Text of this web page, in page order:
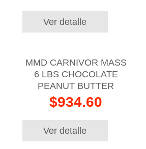
Ver detalle
MMD CARNIVOR MASS
6 LBS CHOCOLATE
PEANUT BUTTER
$934.60
Ver detalle